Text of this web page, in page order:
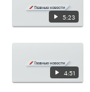
5:23
4:51